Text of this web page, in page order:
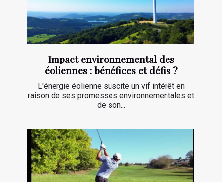
Impact environnemental des
éoliennes : bénéfices et défis ?
L'énergie éolienne suscite un vif intérêt en
raison de ses promesses environnementales et
de son...